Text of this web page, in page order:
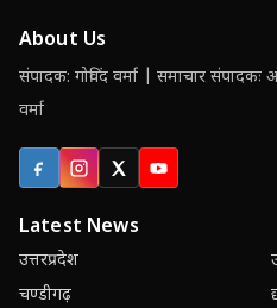
About Us
संपादक: गोविंद वर्मा | समाचार संपादकः
वर्मा
FacebookInstagram
X (Twitter)
YouTube
Latest News
उत्तरप्रदेश
चण्डीगढ़